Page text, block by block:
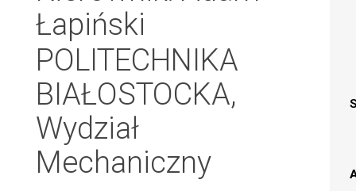
Łapiński
POLITECHNIKA
BIAŁOSTOCKA,
Wydział
Mechaniczny